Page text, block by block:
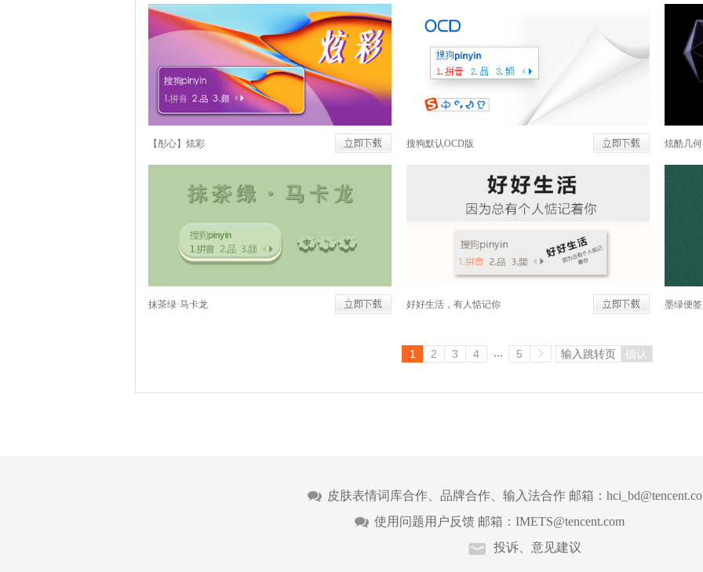
【彤心】炫彩 搜狗默认OCD版 炫酷几何
抹茶绿·马卡龙 好好生活，有人惦记你 墨绿便签
1 2 3 4 5 确认
皮肤表情词库合作、品牌合作、输入法合作 邮箱：
使用问题用户反馈 邮箱： IMETS@tencent.com
投诉、意见建议